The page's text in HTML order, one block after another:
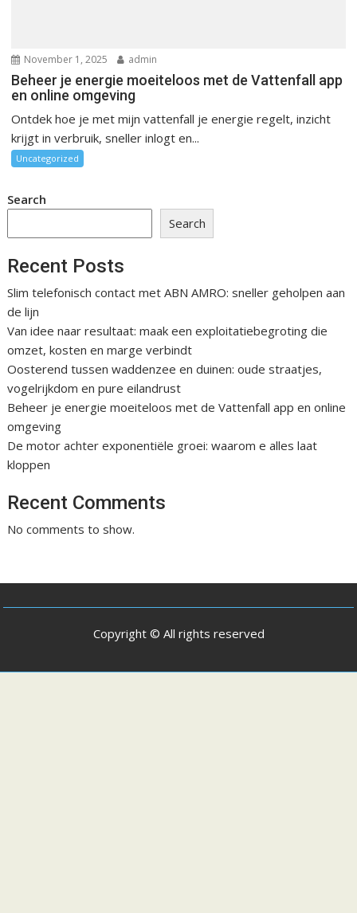
November 1, 2025 admin
Beheer je energie moeiteloos met de Vattenfall app
en online omgeving
Ontdek hoe je met mijn vattenfall je energie regelt, inzicht
krijgt in verbruik, sneller inlogt en...
Uncategorized
Search
Search
Recent Posts
Slim telefonisch contact met ABN AMRO: sneller geholpen aan
de lijn
Van idee naar resultaat: maak een exploitatiebegroting die
omzet, kosten en marge verbindt
Oosterend tussen waddenzee en duinen: oude straatjes,
vogelrijkdom en pure eilandrust
Beheer je energie moeiteloos met de Vattenfall app en online
omgeving
De motor achter exponentiële groei: waarom e alles laat
kloppen
Recent Comments
No comments to show.
Copyright © All rights reserved